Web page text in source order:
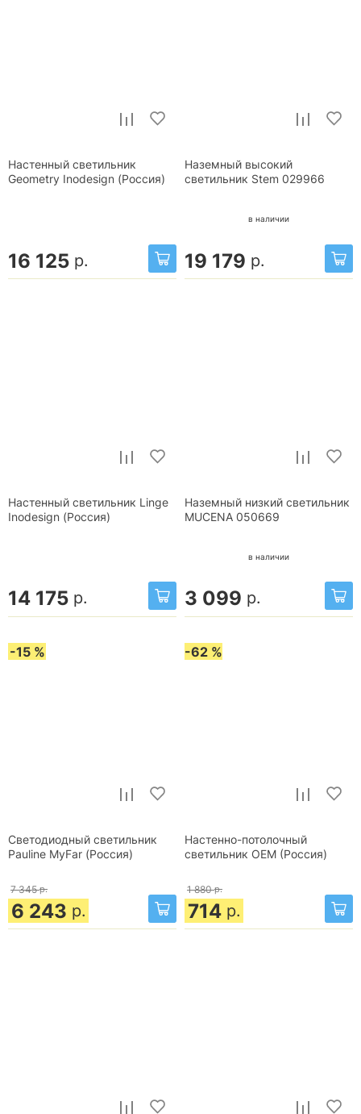
Настенный светильник
Geometry Inodesign (Россия)
16 125 р.
Наземный высокий
светильник Stem 029966
в наличии
19 179 р.
Настенный светильник Linge
Inodesign (Россия)
14 175 р.
Наземный низкий светильник
MUCENA 050669
в наличии
3 099 р.
-15 %
Светодиодный светильник
Pauline MyFar (Россия)
7 345 р.
6 243 р.
-62 %
Настенно-потолочный
светильник OEM (Россия)
1 880 р.
714 р.